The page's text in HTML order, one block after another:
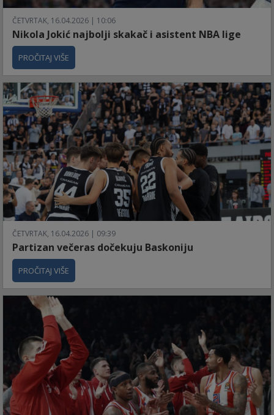
ČETVRTAK, 16.04.2026 | 10:06
Nikola Jokić najbolji skakač i asistent NBA lige
PROČITAJ VIŠE
ČETVRTAK, 16.04.2026 | 09:39
Partizan večeras dočekuju Baskoniju
PROČITAJ VIŠE